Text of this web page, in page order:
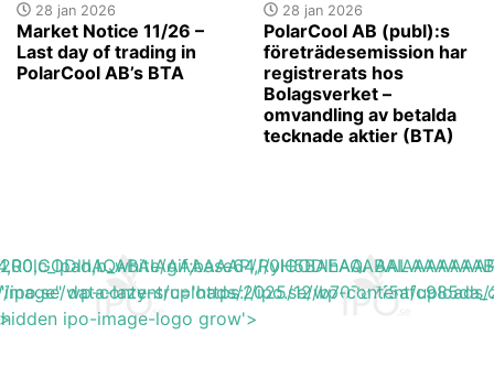
28 jan 2026
Market Notice 11/26 –
Last day of trading in
PolarCool AB’s BTA
28 jan 2026
PolarCool AB (publ):s
företrädesemission har
registrerats hos
Bolagsverket –
omvandling av betalda
tecknade aktier (BTA)
wp-content/uploads/2025/12/
data-lazy-src='https://ipo.se/wp-content/
ipo-image-logo grow'>